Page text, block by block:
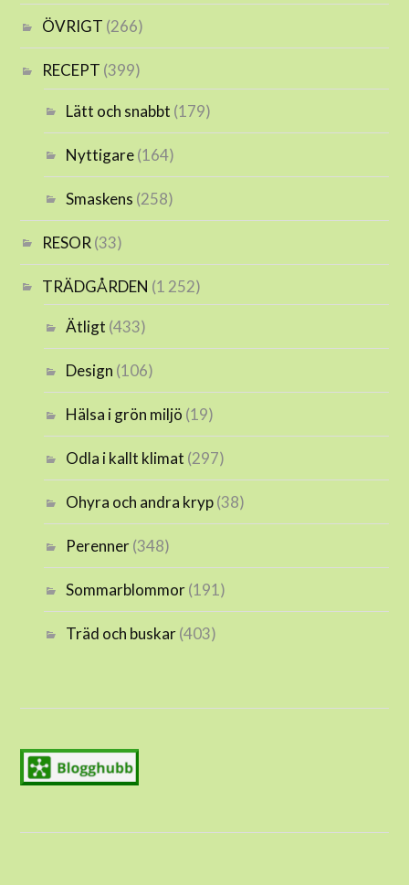
ÖVRIGT (266)
RECEPT (399)
Lätt och snabbt (179)
Nyttigare(164)
Smaskens (258)
RESOR (33)
TRÄDGÅRDEN (1 252)
Ätligt (433)
Design (106)
Hälsa i grön miljö (19)
Odla i kallt klimat (297)
Ohyra och andra kryp(38)
Perenner(348)
Sommarblommor(191)
Träd och buskar(403)